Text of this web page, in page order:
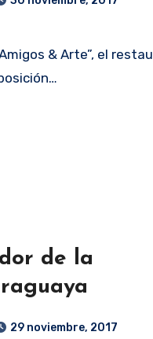
de la
29 noviembre, 2017